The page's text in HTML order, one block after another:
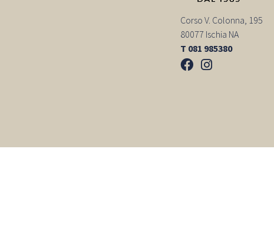
Corso V. Colonna, 195
80077 Ischia NA
T 081 985380